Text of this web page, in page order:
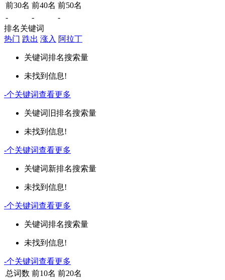
前30名 前40名 前50名
-
-
-
排名关键词
热门 跌出 涨入 阿拉丁
关键词排名搜索量
未找到信息!
-个关键词查看更多
关键词 旧排名搜索量
未找到信息!
-个关键词查看更多
关键词新排名搜索量
未找到信息!
-个关键词查看更多
关键词排名搜索量
未找到信息!
-个关键词查看更多
总词数 前10名 前20名